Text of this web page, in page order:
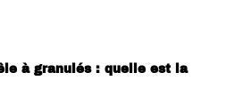
à granulés : quelle est la